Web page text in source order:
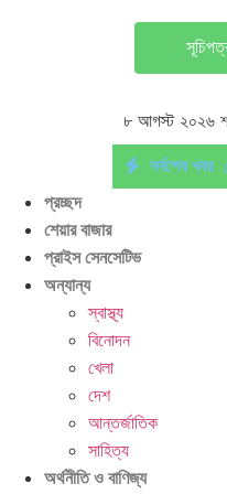
৮ আগস্ট ২০২৬
সর্বশেষ খবর
প্রচ্ছদ
শেয়ার বাজার
প্রাইস সেনসেটিভ
অন্যান্য
স্বাস্থ্য
বিনোদন
খেলা
দেশ
আন্তর্জাতিক
সাহিত্য
অর্থনীতি ও বাণিজ্য